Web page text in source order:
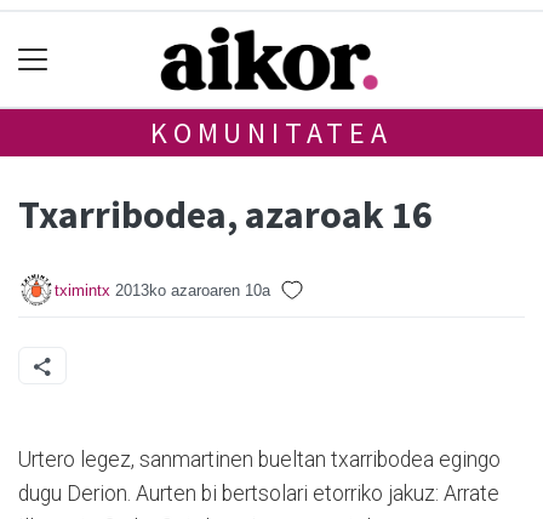
KOMUNITATEA
Txarribodea, azaroak 16
tximintx 2013ko azaroaren 10a
Urtero legez, sanmartinen bueltan txarribodea egingo
dugu Derion. Aurten bi bertsolari etorriko jakuz: Arrate